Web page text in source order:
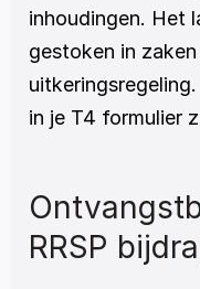
inhoudingen. Het
gestoken in
in je T4 formulier
RRSP